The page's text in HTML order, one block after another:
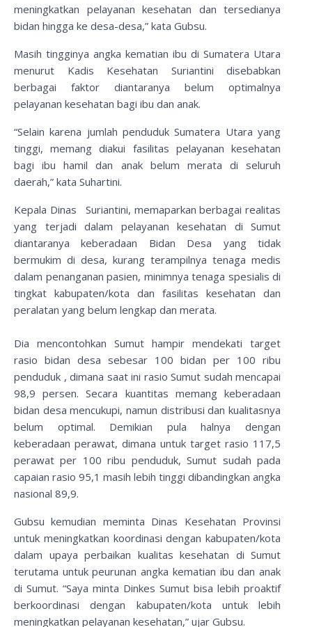
meningkatkan pelayanan kesehatan dan tersedianya
bidan hingga ke desa-desa,” kata Gubsu.
Masih tingginya angka kematian ibu di Sumatera Utara
menurut Kadis Kesehatan Suriantini disebabkan
berbagai faktor diantaranya belum optimalnya
pelayanan kesehatan bagi ibu dan anak.
“Selain karena jumlah penduduk Sumatera Utara yang
tinggi, memang diakui fasilitas pelayanan kesehatan
bagi ibu hamil dan anak belum merata di seluruh
daerah,” kata Suhartini.
Kepala Dinas Suriantini, memaparkan berbagai realitas
yang terjadi dalam pelayanan kesehatan di Sumut
diantaranya keberadaan Bidan Desa yang tidak
bermukim di desa, kurang terampilnya tenaga medis
dalam penanganan pasien, minimnya tenaga spesialis di
tingkat kabupaten/kota dan fasilitas kesehatan dan
peralatan yang belum lengkap dan merata.
Dia mencontohkan Sumut hampir mendekati target
rasio bidan desa sebesar 100 bidan per 100 ribu
penduduk , dimana saat ini rasio Sumut sudah mencapai
98,9 persen. Secara kuantitas memang keberadaan
bidan desa mencukupi, namun distribusi dan kualitasnya
belum optimal. Demikian pula halnya dengan
keberadaan perawat, dimana untuk target rasio 117,5
perawat per 100 ribu penduduk, Sumut sudah pada
capaian rasio 95,1 masih lebih tinggi dibandingkan angka
nasional 89,9.
Gubsu kemudian meminta Dinas Kesehatan Provinsi
untuk meningkatkan koordinasi dengan kabupaten/kota
dalam upaya perbaikan kualitas kesehatan di Sumut
terutama untuk peurunan angka kematian ibu dan anak
di Sumut. “Saya minta Dinkes Sumut bisa lebih proaktif
berkoordinasi dengan kabupaten/kota untuk lebih
meningkatkan pelayanan kesehatan,” ujar Gubsu.